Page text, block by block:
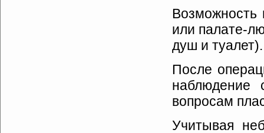
Возможность
или палате-
душ и туалет).
После
наблюдение
вопросам
Учитывая